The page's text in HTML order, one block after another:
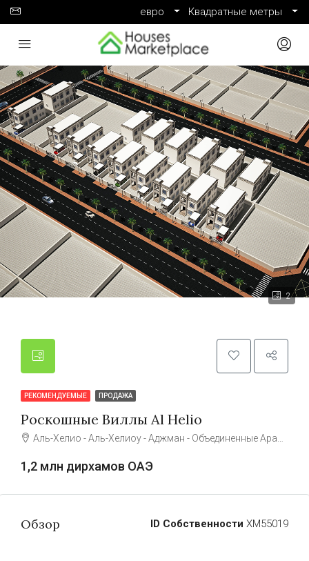
евро Квадратные метры
2
РЕКОМЕНДУЕМЫЕ ПРОДАЖА
Роскошные Виллы Al Helio
Аль-Хелио - Аль-Хелиоу - Аджман - Объединенные Арабские Эмираты
1,2 млн дирхамов ОАЭ
Обзор ID Собственности ХМ55019